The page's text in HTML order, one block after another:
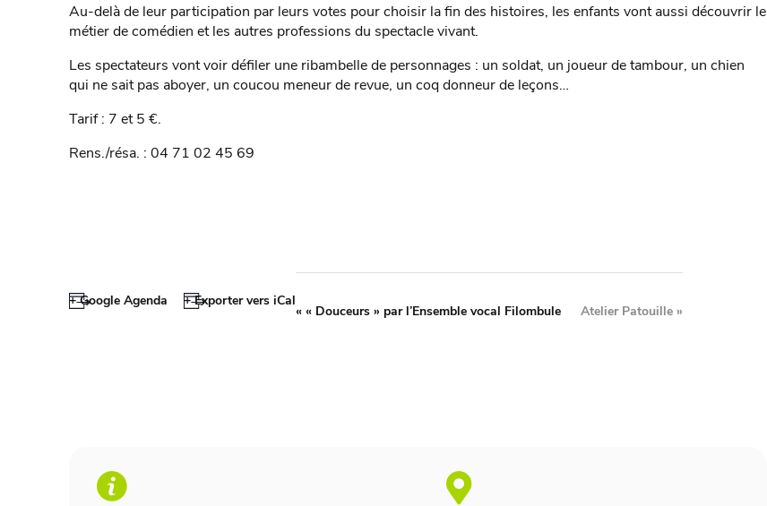
Au-delà de leur participation par leurs votes pour choisir la fin des histoires, les enfants vont aussi découvrir le
métier de comédien et les autres professions du spectacle vivant.
Les spectateurs vont voir défiler une ribambelle de personnages : un soldat, un joueur de tambour, un chien
qui ne sait pas aboyer, un coucou meneur de revue, un coq donneur de leçons…
Tarif : 7 et 5 €.
Rens./résa. : 04 71 02 45 69
+ Google Agenda + Exporter vers iCal
«« Douceurs » par l’Ensemble vocal Filombule Atelier Patouille »